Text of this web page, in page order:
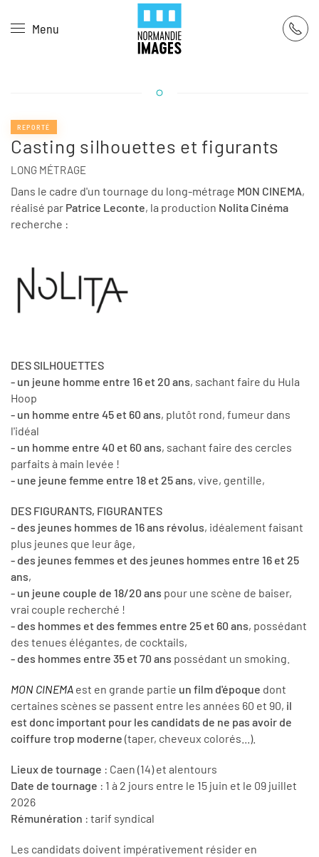
Skip to main content
Menu
REPORTÉ
Casting silhouettes et figurants
LONG MÉTRAGE
Dans le cadre d'un tournage du long-métrage MON CINEMA,
réalisé par Patrice Leconte, la production Nolita Cinéma
recherche :
DES SILHOUETTES
- un jeune homme entre 16 et 20 ans, sachant faire du Hula
Hoop
- un homme entre 45 et 60 ans, plutôt rond, fumeur dans
l'idéal
- un homme entre 40 et 60 ans, sachant faire des cercles
parfaits à main levée !
- une jeune femme entre 18 et 25 ans, vive, gentille,
DES FIGURANTS, FIGURANTES
- des jeunes hommes de 16 ans révolus, idéalement faisant
plus jeunes que leur âge,
- des jeunes femmes et des jeunes hommes entre 16 et 25
ans,
- un jeune couple de 18/20 ans pour une scène de baiser,
vrai couple recherché !
- des hommes et des femmes entre 25 et 60 ans, possédant
des tenues élégantes, de cocktails,
- des hommes entre 35 et 70 ans possédant un smoking.
MON CINEMA est en grande partie un film d'époque dont
certaines scènes se passent entre les années 60 et 90, il
est donc important pour les candidats de ne pas avoir de
coiffure trop moderne (taper, cheveux colorés...).
Lieux de tournage : Caen (14) et alentours
Date de tournage : 1 à 2 jours entre le 15 juin et le 09 juillet
2026
Rémunération : tarif syndical
Les candidats doivent impérativement résider en
Panneau de gestion des cookies